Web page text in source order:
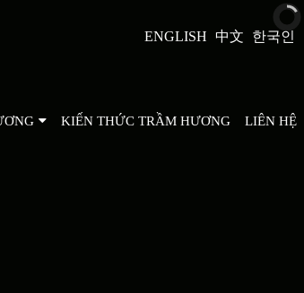
ENGLISH 中文 한국인
KIẾN THỨC TRẦM HƯƠNG LIÊN HỆ